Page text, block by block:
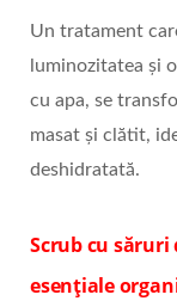
Un tratament
luminozitatea și
cu apa, se
masat și clătit,
deshidratată.
Scrub cu
esențiale